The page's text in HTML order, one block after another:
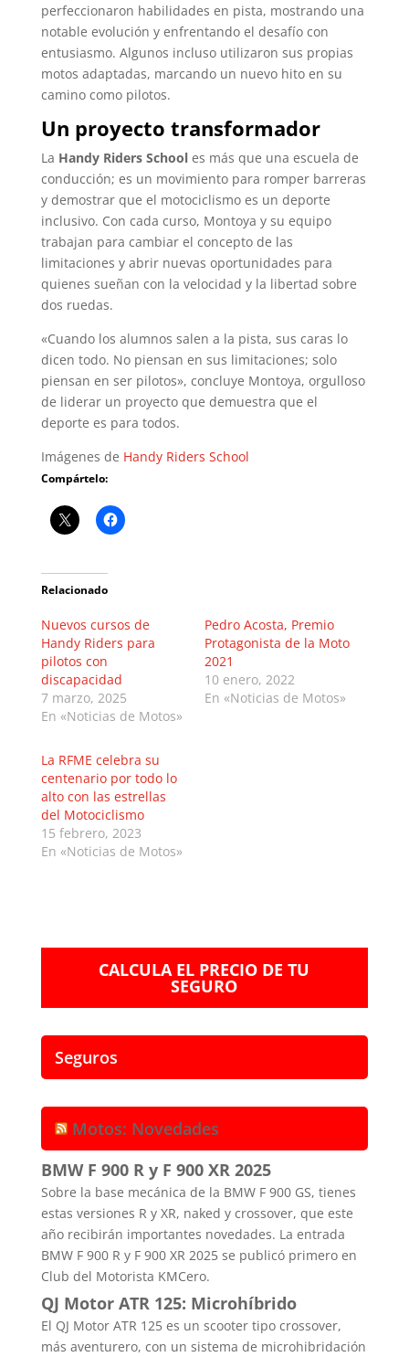
perfeccionaron habilidades en pista, mostrando una
notable evolución y enfrentando el desafío con
entusiasmo. Algunos incluso utilizaron sus propias
motos adaptadas, marcando un nuevo hito en su
camino como pilotos.
Un proyecto transformador
La Handy Riders Schooles más que una escuela de
conducción; es un movimiento para romper barreras
y demostrar que el motociclismo es un deporte
inclusivo. Con cada curso, Montoya y su equipo
trabajan para cambiar el concepto de las
limitaciones y abrir nuevas oportunidades para
quienes sueñan con la velocidad y la libertad sobre
dos ruedas.
«Cuando los alumnos salen a la pista, sus caras lo
dicen todo. No piensan en sus limitaciones; solo
piensan en ser pilotos», concluye Montoya, orgulloso
de liderar un proyecto que demuestra que el
deporte es para todos.
Imágenes de Handy Riders School
Compártelo:
Relacionado
Nuevos cursos de
Handy Riders para
pilotos con
discapacidad
7 marzo, 2025
En «Noticias de Motos»
Pedro Acosta, Premio
Protagonista de la Moto
2021
10 enero, 2022
En «Noticias de Motos»
La RFME celebra su
centenario por todo lo
alto con las estrellas
del Motociclismo
15 febrero, 2023
En «Noticias de Motos»
CALCULA EL PRECIO DE TU
SEGURO
Seguros
Motos: Novedades
BMW F 900 R y F 900 XR 2025
Sobre la base mecánica de la BMW F 900 GS, tienes
estas versiones R y XR, naked y crossover, que este
año recibirán importantes novedades. La entrada
BMW F 900 R y F 900 XR 2025 se publicó primero en
Club del Motorista KMCero.
QJ Motor ATR 125: Microhíbrido
El QJ Motor ATR 125 es un scooter tipo crossover,
más aventurero, con un sistema de microhibridación